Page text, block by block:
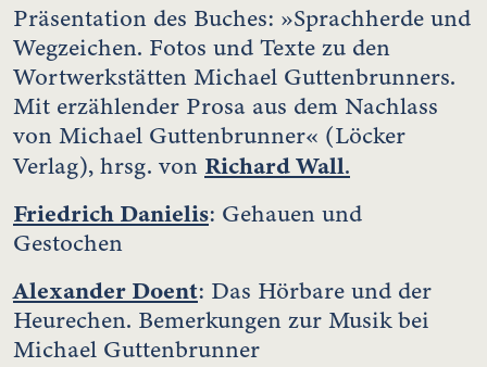
Präsentation des Buches: »Sprachherde und
Wegzeichen. Fotos und Texte zu den
Wortwerkstätten Michael Guttenbrunners.
Mit erzählender Prosa aus dem Nachlass
von Michael Guttenbrunner« (Löcker
Verlag), hrsg. von Richard Wall.
Friedrich Danielis: Gehauen und
Gestochen
Alexander Doent: Das Hörbare und der
Heurechen. Bemerkungen zur Musik bei
Michael Guttenbrunner